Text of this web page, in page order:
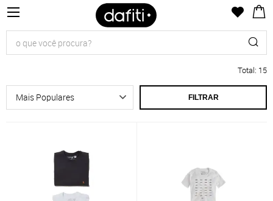
Total: 15
FILTRAR